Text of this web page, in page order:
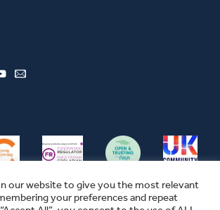
our website to give you the most relevant
your preferences and repeat